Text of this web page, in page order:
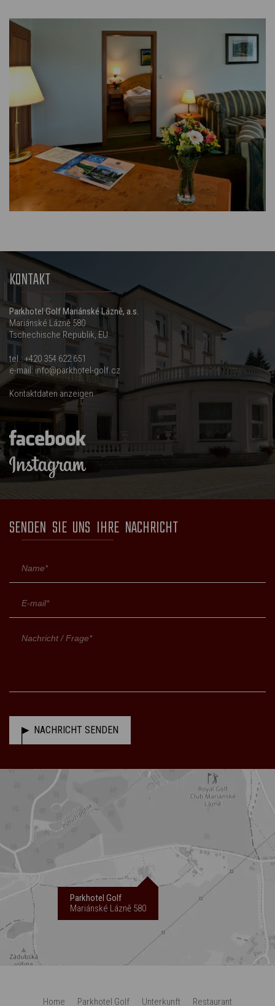
KONTAKT
Parkhotel Golf Mariánské Lázně, a.s.
Mariánské Lázně 580
Tschechische Republik, EU
tel.:+420 354 622 651
e-mail: info@parkhotel-golf.cz
Kontaktdaten anzeigen
SENDEN SIE UNS IHRE NACHRICHT
NACHRICHT SENDEN
Parkhotel Golf
Mariánské Lázně 580
Home Parkhotel Golf Unterkunft Restaurant